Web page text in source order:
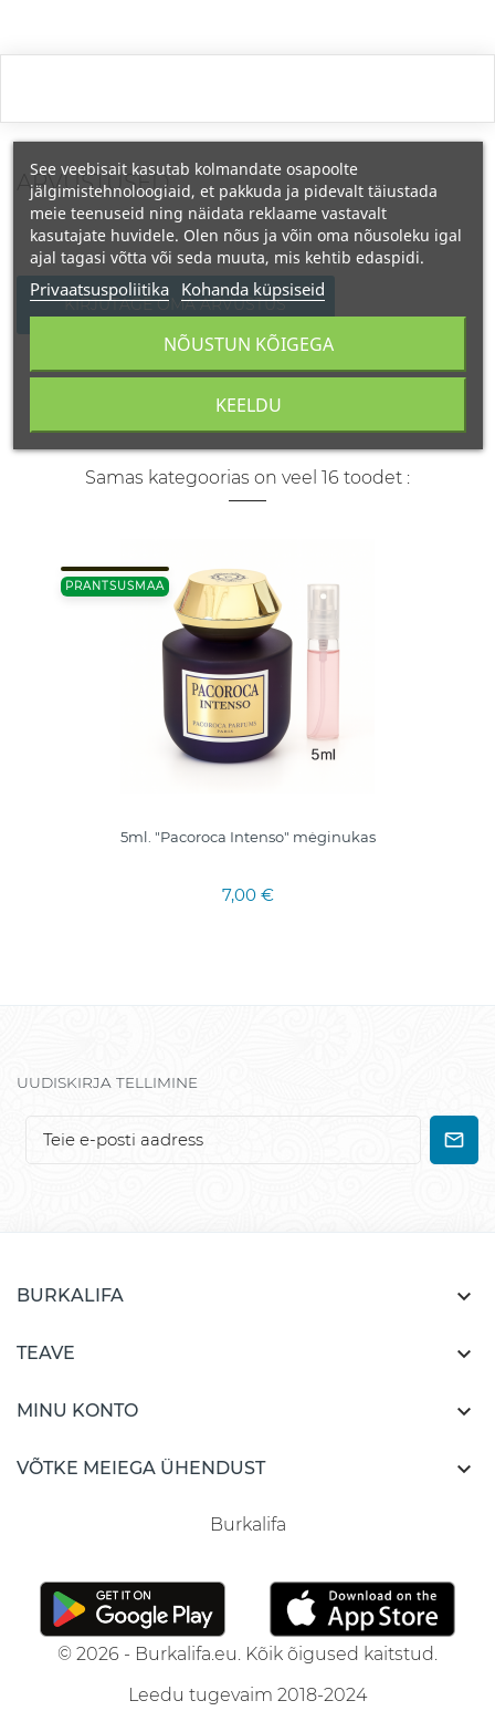
ARVUSTUSED
KIRJUTAGE OMA ARVUSTUS
Samas kategoorias on veel 16 toodet :
PRANTSUSMAA
5ml. "Pacoroca Intenso" mėginukas
7,00 €
UUDISKIRJA TELLIMINE
BURKALIFA 
TEAVE 
MINU KONTO 
VÕTKE MEIEGA ÜHENDUST 
Burkalifa
© 2026 - Burkalifa.eu. Kõik õigused kaitstud.
Leedu tugevaim 2018-2024
See veebisait kasutab kolmandate osapoolte
jälgimistehnoloogiaid, et pakkuda ja pidevalt täiustada
meie teenuseid ning näidata reklaame vastavalt
kasutajate huvidele. Olen nõus ja võin oma nõusoleku igal
ajal tagasi võtta või seda muuta, mis kehtib edaspidi.
Privaatsuspoliitika Kohanda küpsiseid
KEELDU
NÕUSTUN KÕIGEGA